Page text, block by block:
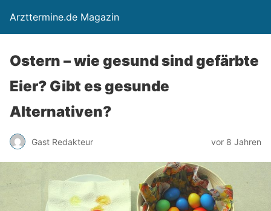
Arzttermine.de Magazin
Ostern – wie gesund sind gefärbte
Eier? Gibt es gesunde
Alternativen?
Gast Redakteur vor 8 Jahren